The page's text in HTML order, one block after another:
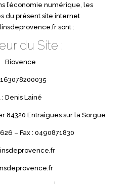
l’économie numérique, les
du présent site internet
sont :
du Site :
Biovence
Denis Lainé
84320 Entraigues sur la Sorgue
– Fax : 0490871830